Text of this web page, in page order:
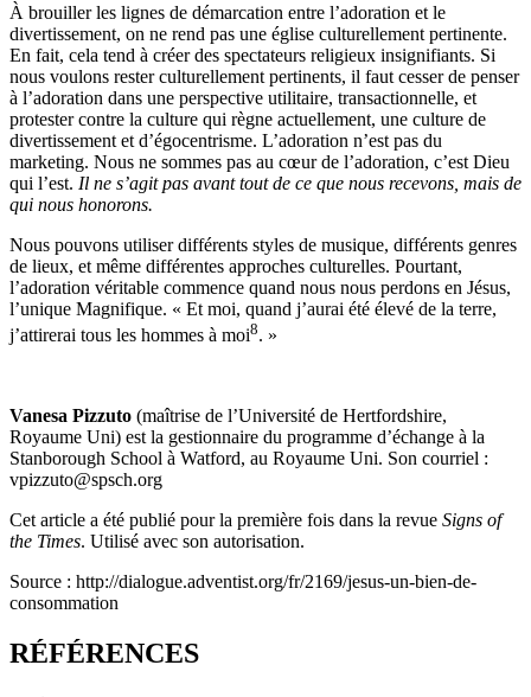
À brouiller les lignes de démarcation entre l’adoration et le
divertissement, on ne rend pas une église culturellement pertinente.
En fait, cela tend à créer des spectateurs religieux insignifiants. Si
nous voulons rester culturellement pertinents, il faut cesser de penser
à l’adoration dans une perspective utilitaire, transactionnelle, et
protester contre la culture qui règne actuellement, une culture de
divertissement et d’égocentrisme. L’adoration n’est pas du
marketing. Nous ne sommes pas au cœur de l’adoration, c’est Dieu
qui l’est. Il ne s’agit pas avant tout de ce que nous recevons, mais de
qui nous honorons.
Nous pouvons utiliser différents styles de musique, différents genres
de lieux, et même différentes approches culturelles. Pourtant,
l’adoration véritable commence quand nous nous perdons en Jésus,
l’unique Magnifique. « Et moi, quand j’aurai été élevé de la terre,
j’attirerai tous les hommes à moi8. »
Vanesa Pizzuto (maîtrise de l’Université de Hertfordshire,
Royaume Uni) est la gestionnaire du programme d’échange à la
Stanborough School à Watford, au Royaume Uni. Son courriel :
vpizzuto@spsch.org
Cet article a été publié pour la première fois dans la revue Signs of
the Times. Utilisé avec son autorisation.
Source : http://dialogue.adventist.org/fr/2169/jesus-un-bien-de-
consommation
RÉFÉRENCES